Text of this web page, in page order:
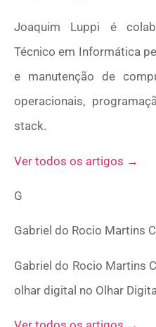
Joaquim Luppi é
Técnico em Informática
e manutenção de
operacionais,
stack.
Ver todos os artigos →
G
Gabriel do Rocio Martins
Gabriel do Rocio Martins
olhar digital no Olhar